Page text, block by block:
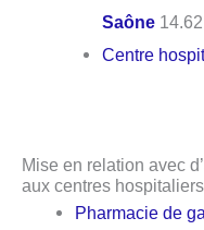
Saône
Centre
Mise en relation avec
aux centres
Pharmacie de